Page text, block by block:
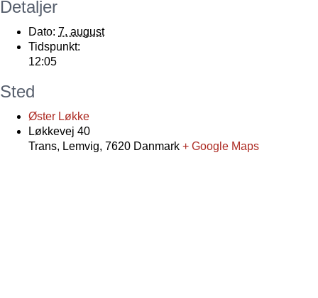
Detaljer
Dato: 7. august
Tidspunkt:
12:05
Sted
Øster Løkke
Løkkevej 40
Trans, Lemvig, 7620 Danmark + Google Maps